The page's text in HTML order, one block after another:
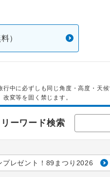
）
中に必ずしも同じ角度・高度・天
変等を固く禁じます。
リーワード検索
レゼント！89まつり2026